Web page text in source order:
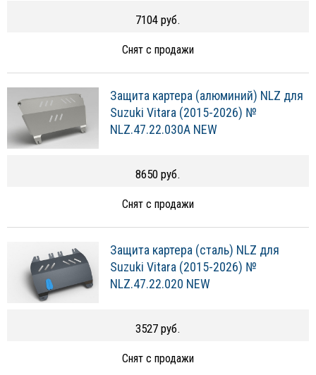
7104 руб.
Снят с продажи
Защита картера (алюминий) NLZ для
Suzuki Vitara (2015-2026) №
NLZ.47.22.030A NEW
8650 руб.
Снят с продажи
Защита картера (сталь) NLZ для
Suzuki Vitara (2015-2026) №
NLZ.47.22.020 NEW
3527 руб.
Снят с продажи